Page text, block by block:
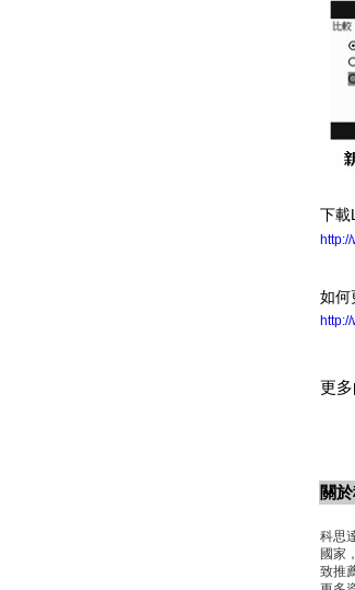
下載
如何
更
關
科思
國家
致推